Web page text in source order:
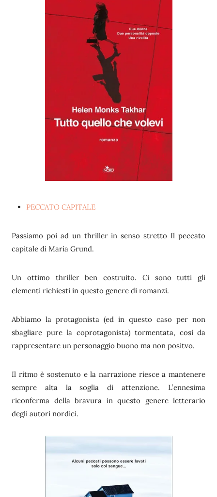
PECCATO CAPITALE
Passiamo poi ad un thriller in senso stretto Il peccato
capitale di Maria Grund.
Un ottimo thriller ben costruito. Ci sono tutti gli
elementi richiesti in questo genere di romanzi.
Abbiamo la protagonista (ed in questo caso per non
sbagliare pure la coprotagonista) tormentata, così da
rappresentare un personaggio buono ma non positvo.
Il ritmo è sostenuto e la narrazione riesce a mantenere
sempre alta la soglia di attenzione. L’ennesima
riconferma della bravura in questo genere letterario
degli autori nordici.